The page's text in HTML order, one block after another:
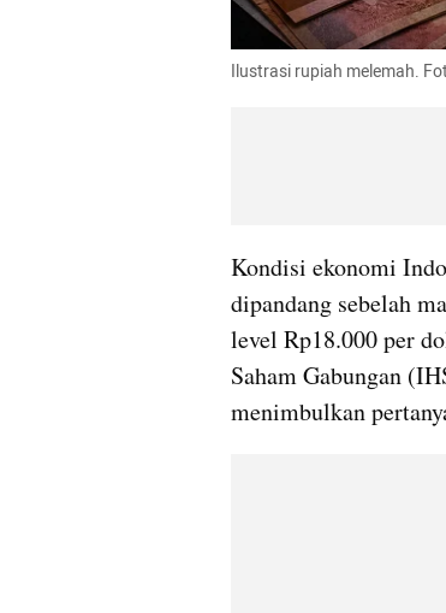
Ilustrasi rupiah melemah.
Kondisi ekonomi
dipandang sebelah
level Rp18.000 per
Saham Gabungan
menimbulkan